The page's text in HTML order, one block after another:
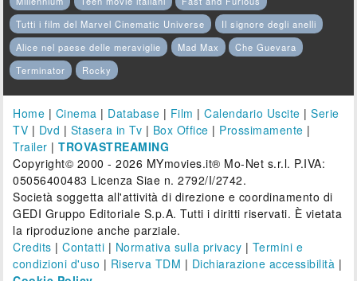
Tutti i film del Marvel Cinematic Universe
Il signore degli anelli
Alice nel paese delle meraviglie
Mad Max
Che Guevara
Terminator
Rocky
Home | Cinema | Database | Film |Calendario Uscite |Serie
TV | Dvd | Stasera in Tv | Box Office | Prossimamente |
Trailer |TROVASTREAMING
Copyright© 2000 - 2026 MYmovies.it® Mo-Net s.r.l. P.IVA:
05056400483 Licenza Siae n. 2792/I/2742.
Società soggetta all'attività di direzione e coordinamento di
GEDI Gruppo Editoriale S.p.A. Tutti i diritti riservati. È vietata
la riproduzione anche parziale.
Credits |Contatti | Normativa sulla privacy | Termini e
condizioni d'uso | Riserva TDM | Dichiarazione accessibilità |